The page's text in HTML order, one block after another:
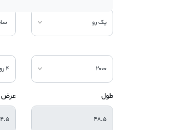
طول عرض